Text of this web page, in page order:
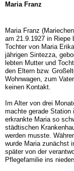
Maria Franz
Maria Franz
am 21.9.1927 in Riepe
Tochter von Maria
jährigen Sintezza,
lebten Mutter und
den Eltern bzw.
Wohnwagen, zum
keinen Kontakt.
Im Alter von drei
machte gerade Station
erkrankte Maria so
städtischen
werden musste.
wurde Maria zunächst
später von der
Pflegefamilie ins